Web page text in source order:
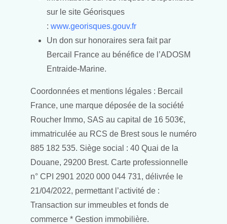
sur le site Géorisques
: www.georisques.gouv.fr
Un don sur honoraires sera fait par
Bercail France au bénéfice de l’ADOSM
Entraide-Marine.
Coordonnées et mentions légales : Bercail
France, une marque déposée de la société
Roucher Immo, SAS au capital de 16 503€,
immatriculée au RCS de Brest sous le numéro
885 182 535. Siège social : 40 Quai de la
Douane, 29200 Brest. Carte professionnelle
n° CPI 2901 2020 000 044 731, délivrée le
21/04/2022, permettant l’activité de :
Transaction sur immeubles et fonds de
commerce * Gestion immobilière.